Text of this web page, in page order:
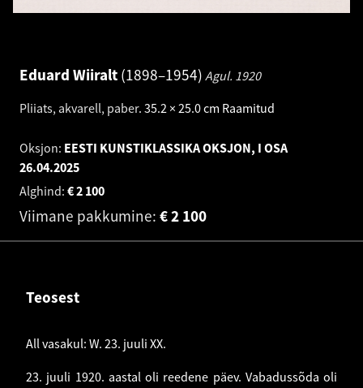
Eduard Wiiralt 1898–1954 Agul. 1920
Pliiats, akvarell, paber. 35.2 × 25.0 cm Raamitud
Oksjon: EESTI KUNSTIKLASSIKA OKSJON, I OSA
26.04.2025
Alghind:
2 100
€
Viimane pakkumine: 2 100
€
Teosest
All vasakul: W. 23. juuli XX.
23. juuli 1920. aastal oli reedene päev. Vabadussõda oli